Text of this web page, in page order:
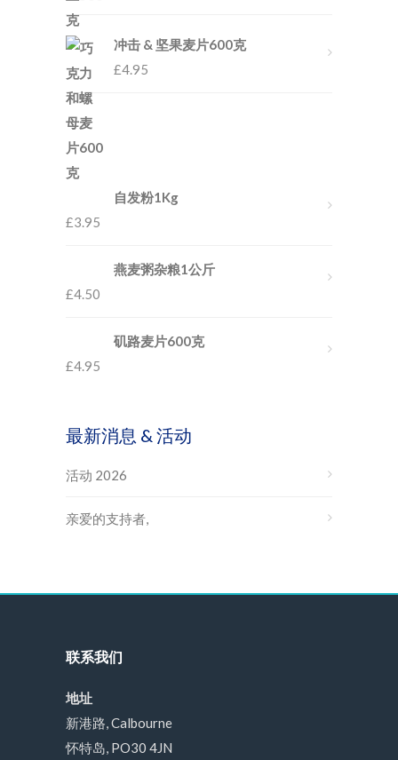
冲击 & 坚果麦片600克
£4.95
自发粉1Kg
£3.95
燕麦粥杂粮1公斤
£4.50
矶路麦片600克
£4.95
最新消息 & 活动
活动 2026
亲爱的支持者,
联系我们
地址
新港路, Calbourne
怀特岛, PO30 4JN